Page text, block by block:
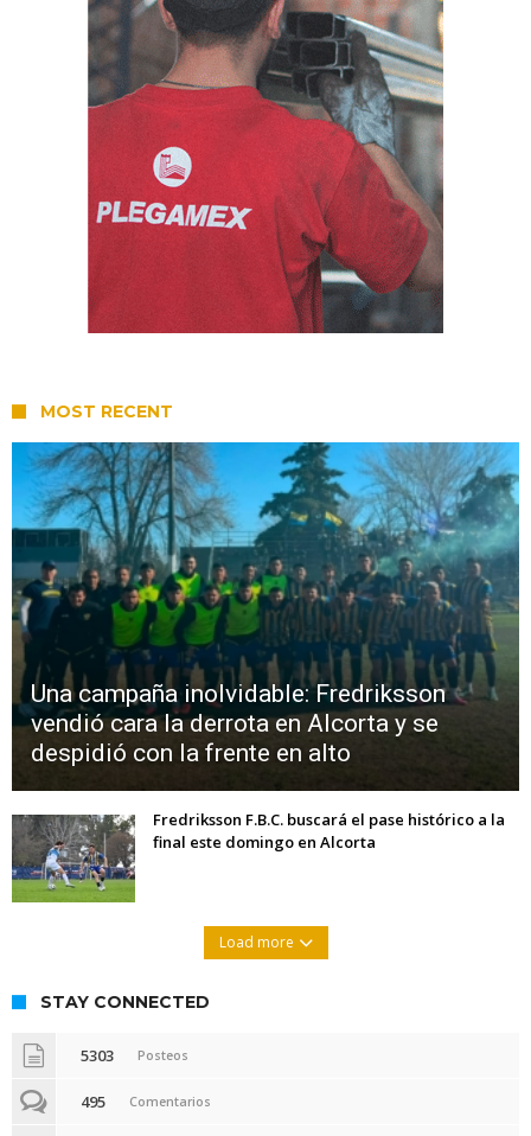
MOST RECENT
Una campaña inolvidable: Fredriksson
vendió cara la derrota en Alcorta y se
despidió con la frente en alto
Fredriksson F.B.C. buscará el pase histórico a la
final este domingo en Alcorta
Load more
STAY CONNECTED
5303 Posteos
495 Comentarios